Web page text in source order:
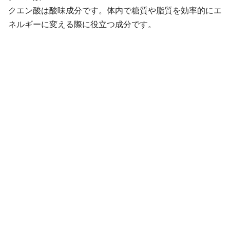
クエン酸は酸味成分です。体内で糖質や脂質を効率的にエ
ネルギーに変える際に役立つ成分です。